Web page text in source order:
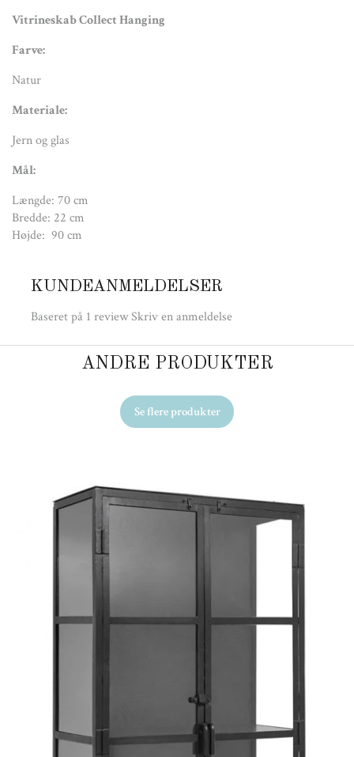
Vitrineskab Collect Hanging
Farve:
Natur
Materiale:
Jern og glas
Mål:
Længde: 70 cm
Bredde: 22 cm
Højde: 90 cm
KUNDEANMELDELSER
Baseret på 1 reviewSkriv en anmeldelse
ANDRE PRODUKTER
Se flere produkter